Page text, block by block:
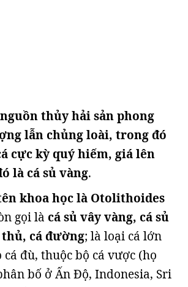
thủy hải sản phong
lẫn chủng loài, trong đó
cực kỳ quý hiếm, giá lên
là cá sủ vàng.
khoa học là Otolithoides
gọi là cá sủ vây vàng, cá sủ
cá đường; là loại cá lớn
đù, thuộc bộ cá vược (họ
bố ở Ấn Độ, Indonesia, Sri